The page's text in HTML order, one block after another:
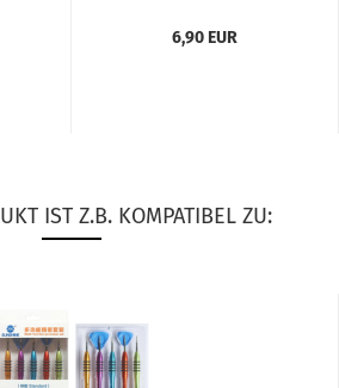
6,90 EUR
IST Z.B. KOMPATIBEL ZU: